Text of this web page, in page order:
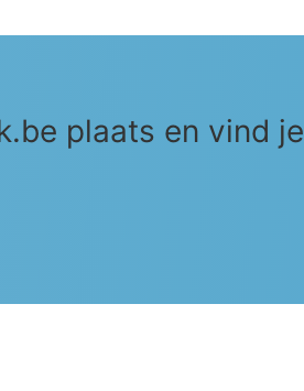
plaats en vind